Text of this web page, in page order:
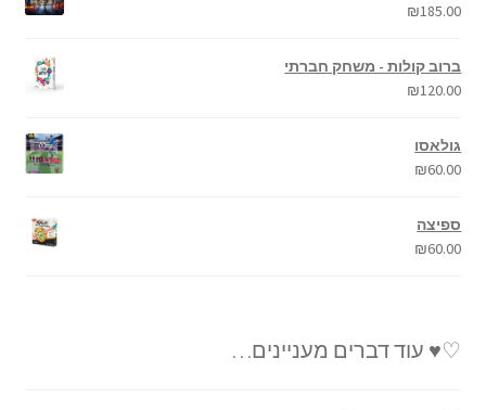
₪185.00
ברוב קולות - משחק חברתי
₪120.00
גולאסו
₪60.00
ספיצה
₪60.00
♡♥ עוד דברים מעניינים…